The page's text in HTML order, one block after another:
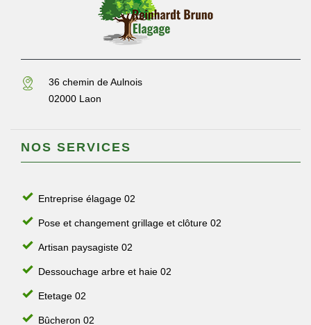
36 chemin de Aulnois
02000 Laon
NOS SERVICES
Entreprise élagage 02
Pose et changement grillage et clôture 02
Artisan paysagiste 02
Dessouchage arbre et haie 02
Etetage 02
Bûcheron 02